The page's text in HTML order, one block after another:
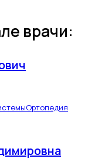
врачи:
Ортопедия